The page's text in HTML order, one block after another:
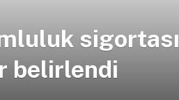
sigortası
belirlendi